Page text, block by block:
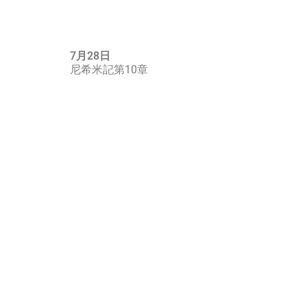
7月28日
尼希米記第10章